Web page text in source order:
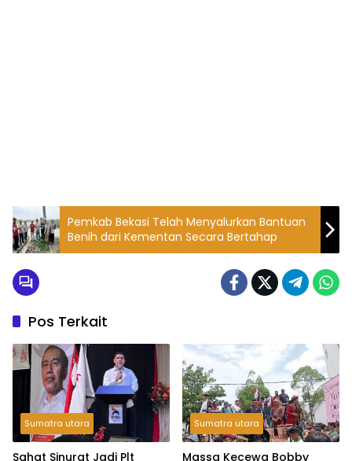
Pemkab Bekasi Telah Menyalurkan Bantuan
Benih dari Kementan Secara Bertahap
Pos Terkait
Sumatra utara
Sahat Sinurat Jadi Plt
Sumatra utara
Massa Kecewa Bobby